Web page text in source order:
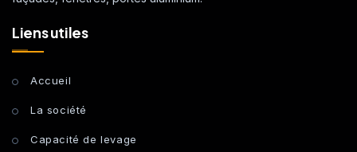
Liens utiles
Accueil
La société
Capacité de levage